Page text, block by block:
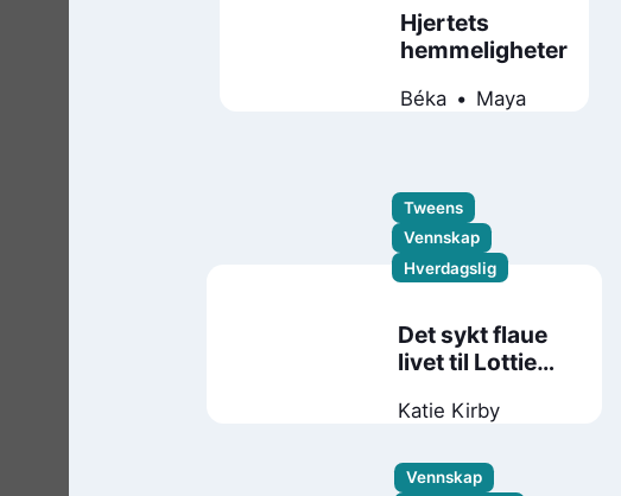
Hjertets
hemmeligheter
Béka Maya
Tweens
Vennskap
Hverdagslig
Det sykt flaue
livet til Lottie
Katie Kirby
Vennskap